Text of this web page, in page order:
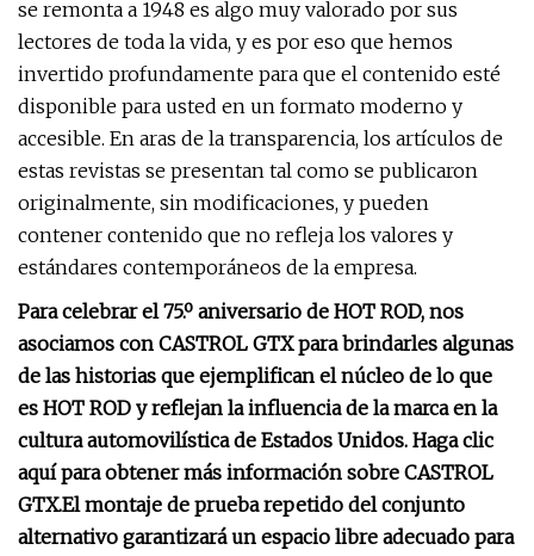
se remonta a 1948 es algo muy valorado por sus
lectores de toda la vida, y es por eso que hemos
invertido profundamente para que el contenido esté
disponible para usted en un formato moderno y
accesible. En aras de la transparencia, los artículos de
estas revistas se presentan tal como se publicaron
originalmente, sin modificaciones, y pueden
contener contenido que no refleja los valores y
estándares contemporáneos de la empresa.
Para celebrar el 75.º aniversario de HOT ROD, nos
asociamos con CASTROL GTX para brindarles algunas
de las historias que ejemplifican el núcleo de lo que
es HOT ROD y reflejan la influencia de la marca en la
cultura automovilística de Estados Unidos. Haga clic
aquí para obtener más información sobre CASTROL
GTX.El montaje de prueba repetido del conjunto
alternativo garantizará un espacio libre adecuado para